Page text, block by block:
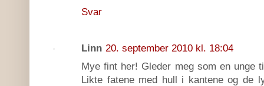
Svar
Linn 20. september 2010 kl. 18:04
Mye fint her! Gleder meg som en unge
Likte fatene med hull i kantene og de